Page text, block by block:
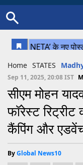
Uttar Pradesh
Chhattisgarh
Bihar
Uttrakhand
Cricket
Football
Home STATES
Sep 11, 2025, 20:08 IST
सीएम मोहन
फॉरेस्ट
कैंपिंग और
ByGlobal News10